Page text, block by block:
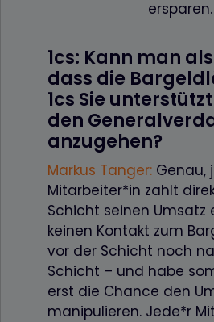
ersparen.
1cs: Kann man
dass die
1cs Sie
den
anzugehen?
Markus Tanger:Genau,
Mitarbeiter*in zahlt
Schicht seinen Umsatz
keinen Kontakt zum
vor der Schicht noch
Schicht – und habe
erst die Chance den
manipulieren. Jede*r